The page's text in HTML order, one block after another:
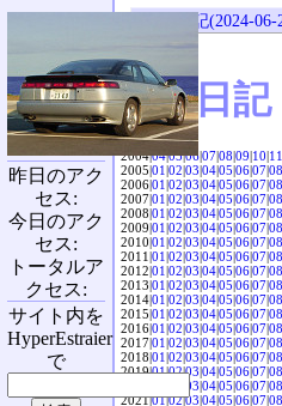
«前の日記(2024-06-
SVX日記
2004|04|05|06|07|08|09|10|11
2005|01|02|03|04|05|06|07|08
2006|01|02|03|04|05|06|07|08
2007|01|02|03|04|05|06|07|08
2008|01|02|03|04|05|06|07|08
2009|01|02|03|04|05|06|07|08
2010|01|02|03|04|05|06|07|08
2011|01|02|03|04|05|06|07|08
2012|01|02|03|04|05|06|07|08
2013|01|02|03|04|05|06|07|08
2014|01|02|03|04|05|06|07|08
2015|01|02|03|04|05|06|07|08
2016|01|02|03|04|05|06|07|08
2017|01|02|03|04|05|06|07|08
2018|01|02|03|04|05|06|07|08
2019|01|02|03|04|05|06|07|08
03|04|05|06|07|08
2021|01|02|03|04|05|06|07|08
昨日のアク
セス:
今日のアク
セス:
トータルア
クセス:
サイト内を
HyperEstraier
で